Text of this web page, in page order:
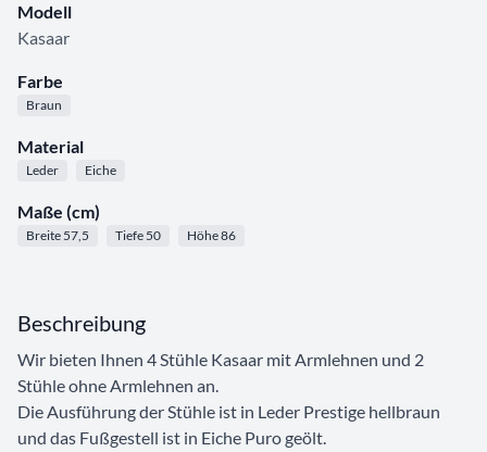
Modell
Kasaar
Farbe
Braun
Material
Leder Eiche
Maße (cm)
Breite 57,5 Tiefe 50 Höhe 86
Beschreibung
Wir bieten Ihnen 4 Stühle Kasaar mit Armlehnen und 2
Stühle ohne Armlehnen an.
Die Ausführung der Stühle ist in Leder Prestige hellbraun
und das Fußgestell ist in Eiche Puro geölt.